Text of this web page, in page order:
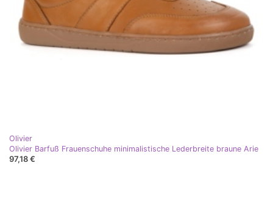
Olivier
Olivier Barfuß Frauenschuhe minimalistische Lederbreite braune Arie
97,18 €